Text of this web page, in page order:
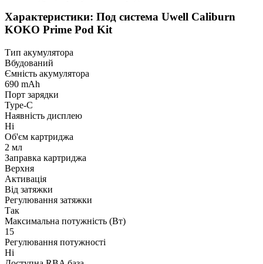
Характеристики: Под система Uwell Caliburn
KOKO Prime Pod Kit
Тип акумулятора
Вбудований
Ємність акумулятора
690 mAh
Порт зарядки
Type-C
Наявність дисплею
Ні
Об'єм картриджа
2 мл
Заправка картриджа
Верхня
Активація
Від затяжки
Регулювання затяжки
Так
Максимальна потужність (Вт)
15
Регулювання потужності
Ні